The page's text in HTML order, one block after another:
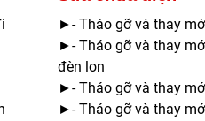
►- Tháo gỡ và thay
►- Tháo gỡ và thay
đèn lon
►- Tháo gỡ và thay
►- Tháo gỡ và thay